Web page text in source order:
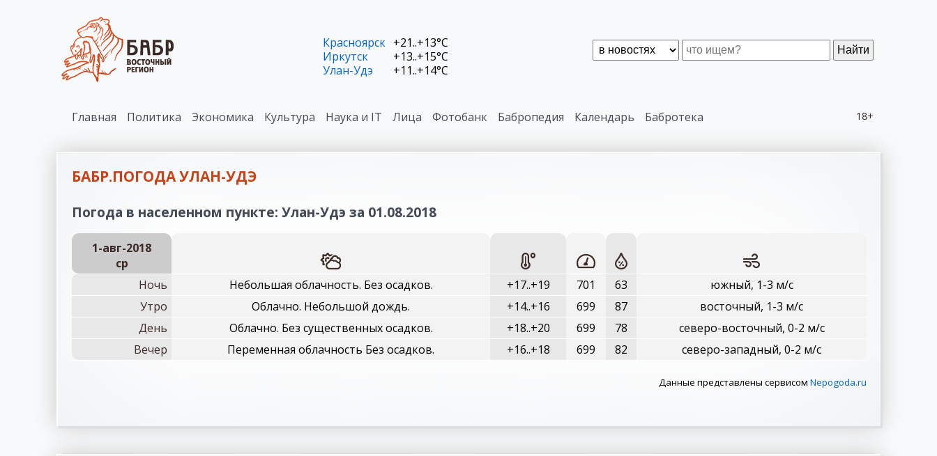
Найти
Красноярск +21..+13°C
Иркутск
+13..+15°C
Улан-Удэ
+11..+14°C
18+
Главная Политика Экономика Культура Наука и IT Лица Фотобанк Бабропедия Календарь Бабротека
БАБР.ПОГОДА УЛАН-УДЭ
Погода в населенном пункте: Улан-Удэ за 01.08.2018
1-авг-2018
ср
Ночь
Небольшая облачность. Без осадков. +17..+19 701 63
южный, 1-3 м/с
Утро
Облачно. Небольшой дождь. +14..+16 699 87
восточный, 1-3 м/с
День
Облачно. Без существенных осадков. +18..+20 699 78
северо-восточный, 0-2 м/с
Вечер
Переменная облачность Без осадков. +16..+18 699 82 северо-западный, 0-2 м/с
Данные представлены сервисом Nepogoda.ru